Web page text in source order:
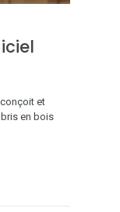
conçoit et
en bois